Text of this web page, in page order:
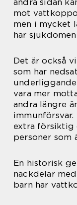
andra sidan
mot
men i mycket
har
Det är också
som har
vara mer
andra längre
extra försiktig
personer som
En historisk
nackdelar
barn har